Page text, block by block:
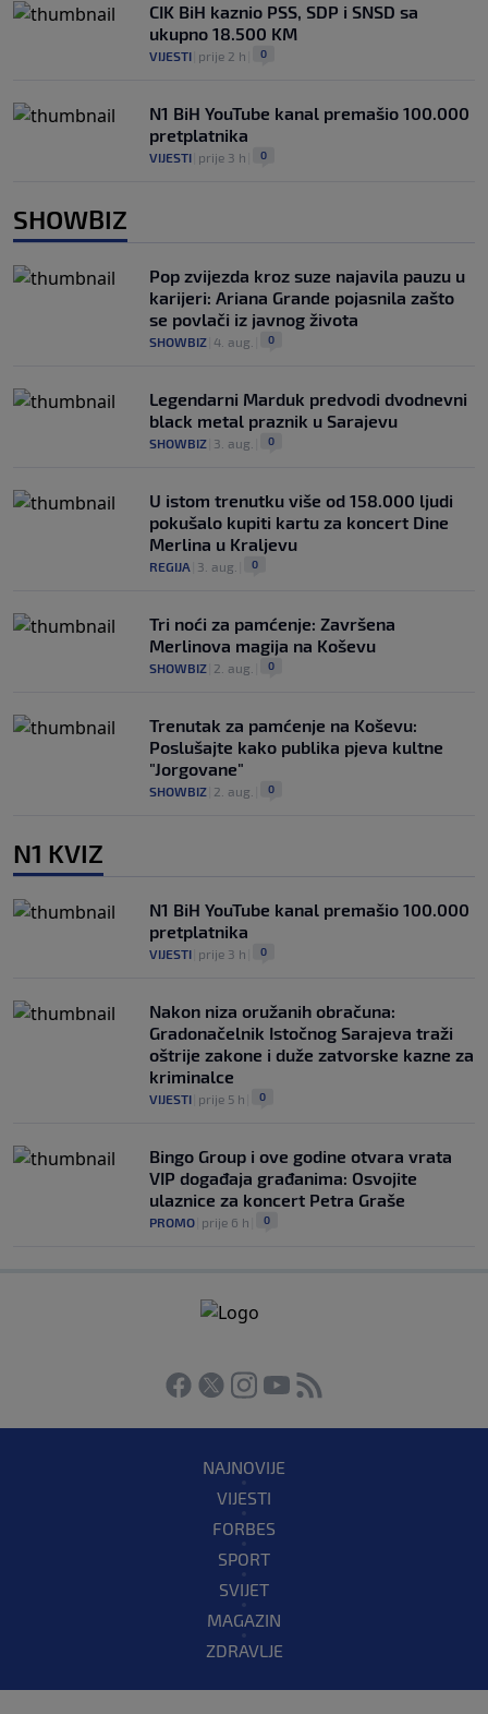
CIK BiH kaznio PSS, SDP i SNSD sa
ukupno 18.500 KM
VIJESTI prije 2 h 0
N1 BiH YouTube kanal premašio 100.000
pretplatnika
VIJESTI prije 3 h 0
SHOWBIZ
Pop zvijezda kroz suze najavila pauzu u
karijeri: Ariana Grande pojasnila zašto
se povlači iz javnog života
SHOWBIZ 4. aug. 0
Legendarni Marduk predvodi dvodnevni
black metal praznik u Sarajevu
SHOWBIZ 3. aug. 0
U istom trenutku više od 158.000 ljudi
pokušalo kupiti kartu za koncert Dine
Merlina u Kraljevu
REGIJA 3. aug. 0
Tri noći za pamćenje: Završena
Merlinova magija na Koševu
SHOWBIZ 2. aug. 0
Trenutak za pamćenje na Koševu:
Poslušajte kako publika pjeva kultne
"Jorgovane"
SHOWBIZ 2. aug. 0
N1 KVIZ
N1 BiH YouTube kanal premašio 100.000
pretplatnika
VIJESTI prije 3 h 0
Nakon niza oružanih obračuna:
Gradonačelnik Istočnog Sarajeva traži
oštrije zakone i duže zatvorske kazne za
kriminalce
VIJESTI prije 5 h 0
Bingo Group i ove godine otvara vrata
VIP događaja građanima: Osvojite
ulaznice za koncert Petra Graše
PROMO prije 6 h 0
NAJNOVIJE
VIJESTI
FORBES
SPORT
SVIJET
MAGAZIN
ZDRAVLJE